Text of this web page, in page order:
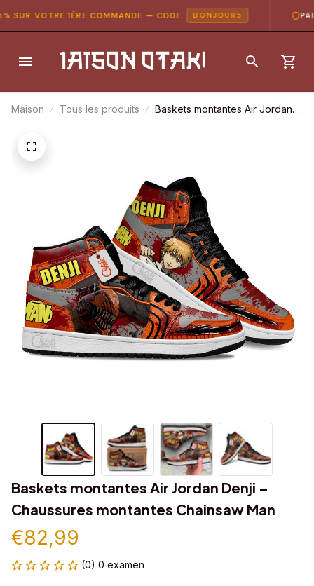
VOTRE 1ÈRE COMMANDE — CODE BONJOUR5
Maison Tous les produits
Baskets montantes Air Jordan
Baskets montantes Air Jordan Denji –
Chaussures montantes Chainsaw Man
€82,99
(0) 0 examen